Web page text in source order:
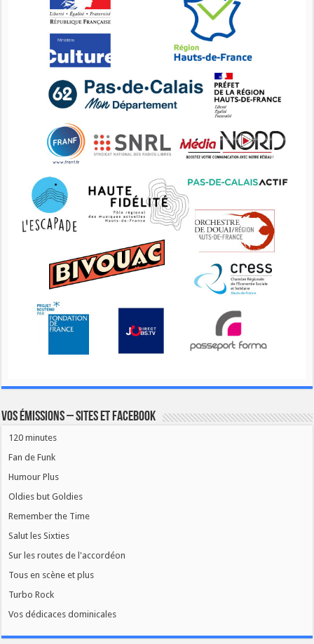
Vos émissions – Sites et Facebook
120 minutes
Fan de Funk
Humour Plus
Oldies but Goldies
Remember the Time
Salut les Sixties
Sur les routes de l'accordéon
Tous en scène et plus
Turbo Rock
Vos dédicaces dominicales